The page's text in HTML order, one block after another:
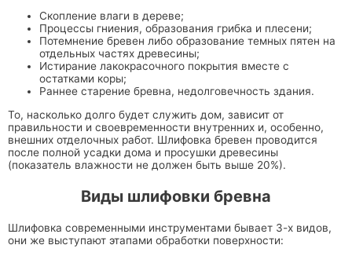
Скопление влаги в дереве;
Процессы гниения, образования грибка и плесени;
Потемнение бревен либо образование темных пятен на
отдельных частях древесины;
Истирание лакокрасочного покрытия вместе с
остатками коры;
Раннее старение бревна, недолговечность здания.
То, насколько долго будет служить дом, зависит от
правильности и своевременности внутренних и, особенно,
внешних отделочных работ. Шлифовка бревен проводится
после полной усадки дома и просушки древесины
(показатель влажности не должен быть выше 20%).
Виды шлифовки бревна
Шлифовка современными инструментами бывает 3-х видов,
они же выступают этапами обработки поверхности: